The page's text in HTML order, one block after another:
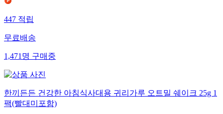
447적립
무료배송
1,471명구매중
한끼든든 건강한 아침식사대용 귀리가루 오트밀 쉐이크 25g 1
팩(빨대미포함)